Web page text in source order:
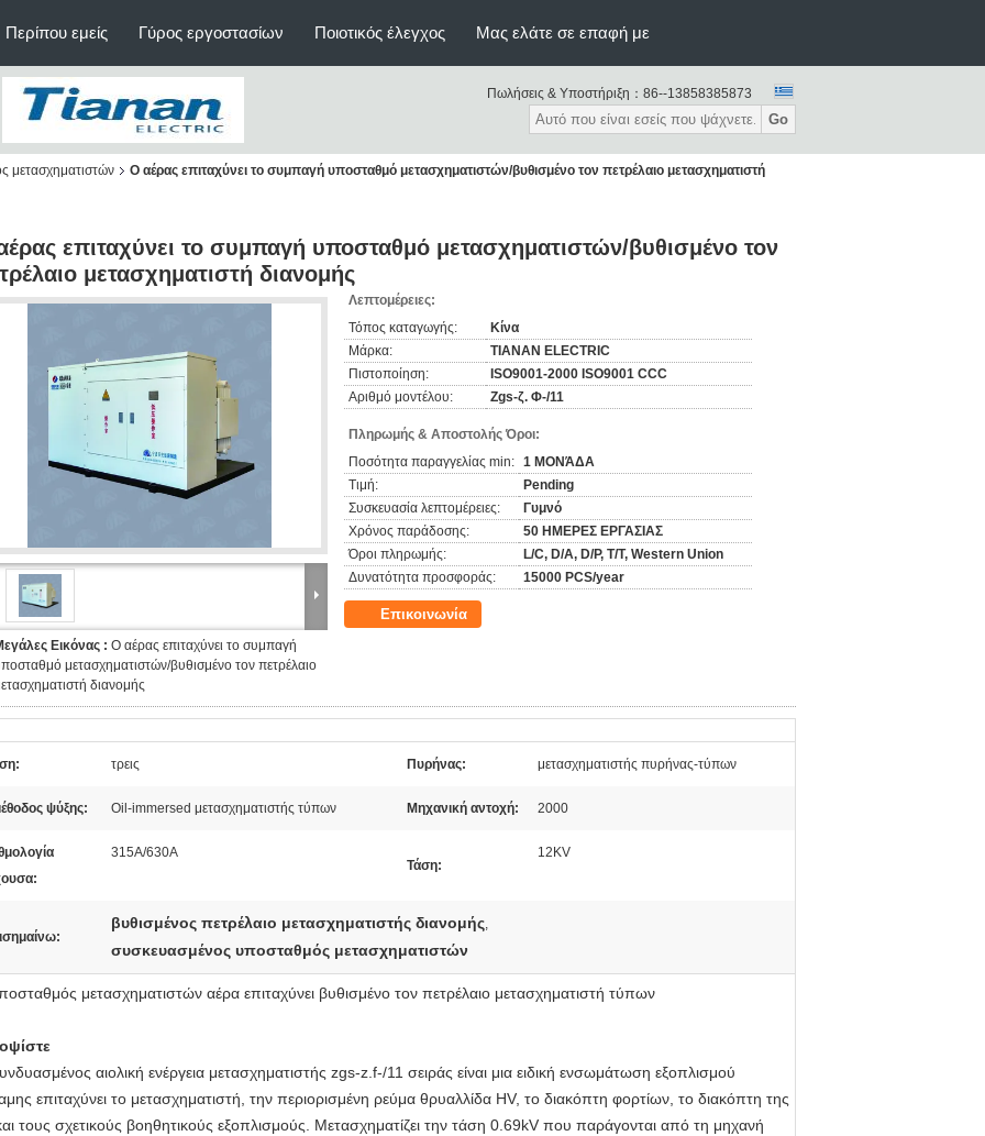
Περίπου εμείς Γύρος εργοστασίων Ποιοτικός έλεγχος Μας ελάτε σε επαφή με
Πωλήσεις & Υποστήριξη： 86--13858385873
Go
μετασχηματιστών Ο αέρας επιταχύνει το συμπαγή υποσταθμό μετασχηματιστών/βυθισμένο τον πετρέλαιο μετασχηματιστή
επιταχύνει το συμπαγή υποσταθμό μετασχηματιστών/βυθισμένο τον
μετασχηματιστή διανομής
Εικόνας : Ο αέρας επιταχύνει το συμπαγή
μετασχηματιστών/βυθισμένο τον πετρέλαιο
διανομής
Λεπτομέρειες:
Τόπος καταγωγής:
Κίνα
Μάρκα:
TIANAN ELECTRIC
Πιστοποίηση:
ISO9001-2000 ISO9001 CCC
Αριθμό μοντέλου:
Zgs-ζ. Φ-/11
Πληρωμής & Αποστολής Όροι:
Ποσότητα παραγγελίας min: 1 ΜΟΝΆΔΑ
Τιμή:
Pending
Συσκευασία λεπτομέρειες:
Γυμνό
Χρόνος παράδοσης:
50 ΗΜΕΡΕΣ ΕΡΓΑΣΙΑΣ
Όροι πληρωμής:
L/C, D/A, D/P, T/T, Western Union
Δυνατότητα προσφοράς:
15000 PCS/year
Επικοινωνία
τρεις Πυρήνας: μετασχηματιστής πυρήνας-τύπων
ψύξης: Oil-immersed μετασχηματιστής τύπων Μηχανική αντοχή: 2000
315A/630A
Τάση:
12KV
βυθισμένος πετρέλαιο μετασχηματιστής διανομής,
συσκευασμένος υποσταθμός μετασχηματιστών
μετασχηματιστών αέρα επιταχύνει βυθισμένο τον πετρέλαιο μετασχηματιστή τύπων
αιολική ενέργεια μετασχηματιστής zgs-z.f-/11 σειράς είναι μια ειδική ενσωμάτωση εξοπλισμού
επιταχύνει το μετασχηματιστή, την περιορισμένη ρεύμα θρυαλλίδα HV, το διακόπτη φορτίων, το διακόπτη της
τους σχετικούς βοηθητικούς εξοπλισμούς. Μετασχηματίζει την τάση 0.69kV που παράγονται από τη μηχανή